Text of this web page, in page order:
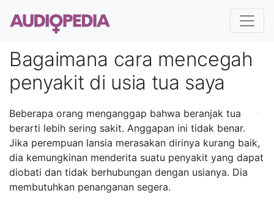
Bagaimana cara mencegah
penyakit di usia tua saya
Beberapa orang menganggap bahwa beranjak tua
berarti lebih sering sakit. Anggapan ini tidak benar.
Jika perempuan lansia merasakan dirinya kurang baik,
dia kemungkinan menderita suatu penyakit yang dapat
diobati dan tidak berhubungan dengan usianya. Dia
membutuhkan penanganan segera.